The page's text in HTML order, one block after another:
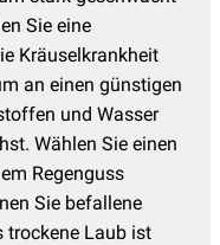
Sie eine
Kräuselkrankheit
an einen günstigen
und Wasser
Wählen Sie einen
Regenguss
Sie befallene
trockene Laub ist